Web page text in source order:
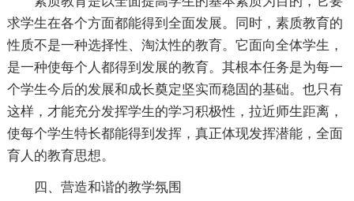
求学生在各个方面都能得到全面发展。同时，素质教育的
性质不是一种选择性、淘汰性的教育。它面向全体学生，
是一种使每个人都得到发展的教育。其根本任务是为每一
个学生今后的发展和成长奠定坚实而稳固的基础。也只有
这样，才能充分发挥学生的学习积极性，拉近师生距离，
使每个学生特长都能得到发挥，真正体现发挥潜能，全面
育人的教育思想。
四、营造和谐的教学氛围